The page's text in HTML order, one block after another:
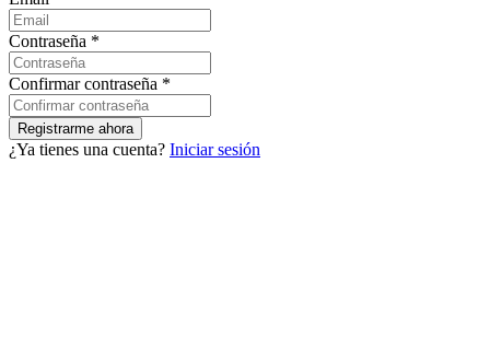
Contraseña *
Confirmar contraseña *
¿Ya tienes una cuenta? Iniciar sesión